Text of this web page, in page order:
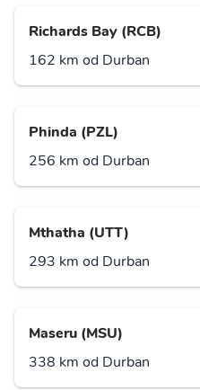
Richards Bay (RCB)
162 km od Durban
Phinda (PZL)
256 km od Durban
Mthatha (UTT)
293 km od Durban
Maseru (MSU)
338 km od Durban